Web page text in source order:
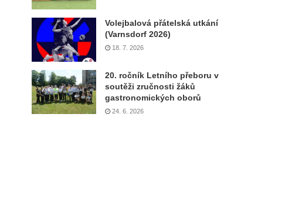
Volejbalová přátelská utkání
(Varnsdorf 2026)
18. 7. 2026
20. ročník Letního přeboru v
soutěži zručnosti žáků
gastronomických oborů
24. 6. 2026